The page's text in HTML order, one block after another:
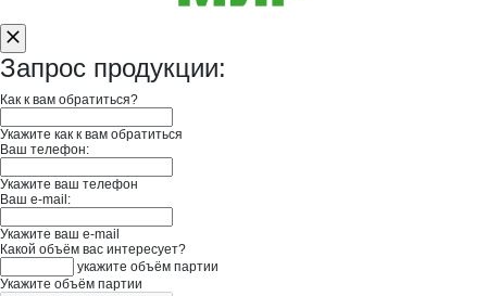
Запрос продукции:
Как к вам обратиться?
Укажите как к вам обратиться
Ваш телефон:
Укажите ваш телефон
Ваш e-mail:
Укажите ваш e-mail
Какой объём вас интересует?
укажите объём партии
Укажите объём партии